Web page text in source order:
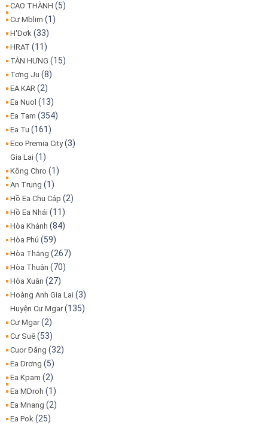
CAO THÀNH (5)
Cư Mblim (1)
H'Dơk (33)
HRAT (11)
TÂN HƯNG (15)
Tơng Ju (8)
EA KAR (2)
Ea Nuol (13)
Ea Tam (354)
Ea Tu (161)
Eco Premia City(3)
Gia Lai (1)
Kông Chro (1)
An Trung (1)
Hồ Ea Chu Cáp (2)
Hồ Ea Nhái (11)
Hòa Khánh (84)
Hòa Phú (59)
Hòa Thắng (267)
Hòa Thuận (70)
Hòa Xuân (27)
Hoàng Anh Gia Lai (3)
Huyện Cư Mgar(135)
Cư Mgar(2)
Cư Suê (53)
Cuor Đăng (32)
Ea Drơng (5)
Ea Kpam (2)
Ea MDroh (1)
Ea Mnang (2)
Ea Pok (25)